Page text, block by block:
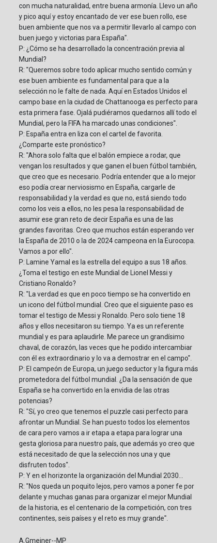
con mucha naturalidad, entre buena armonía. Llevo un año
y pico aquí y estoy encantado de ver ese buen rollo, ese
buen ambiente que nos va a permitir llevarlo al campo con
buen juego y victorias para España".
P: ¿Cómo se ha desarrollado la concentración previa al
Mundial?
R: "Queremos sobre todo aplicar mucho sentido común y
ese buen ambiente es fundamental para que a la
selección no le falte de nada. Aquí en Estados Unidos el
campo base en la ciudad de Chattanooga es perfecto para
esta primera fase. Ojalá pudiéramos quedarnos allí todo el
Mundial, pero la FIFA ha marcado unas condiciones".
P: España entra en liza con el cartel de favorita.
¿Comparte este pronóstico?
R: "Ahora solo falta que el balón empiece a rodar, que
vengan los resultados y que ganen el buen fútbol también,
que creo que es necesario. Podría entender que a lo mejor
eso podía crear nerviosismo en España, cargarle de
responsabilidad y la verdad es que no, está siendo todo
como los veis a ellos, no les pesa la responsabilidad de
asumir ese gran reto de decir España es una de las
grandes favoritas. Creo que muchos están esperando ver
la España de 2010 o la de 2024 campeona en la Eurocopa.
Vamos a por ello".
P: Lamine Yamal es la estrella del equipo a sus 18 años.
¿Toma el testigo en este Mundial de Lionel Messi y
Cristiano Ronaldo?
R: "La verdad es que en poco tiempo se ha convertido en
un icono del fútbol mundial. Creo que el siguiente paso es
tomar el testigo de Messi y Ronaldo. Pero solo tiene 18
años y ellos necesitaron su tiempo. Ya es un referente
mundial y es para aplaudirle. Me parece un grandísimo
chaval, de corazón, las veces que he podido intercambiar
con él es extraordinario y lo va a demostrar en el campo".
P: El campeón de Europa, un juego seductor y la figura más
prometedora del fútbol mundial. ¿Da la sensación de que
España se ha convertido en la envidia de las otras
potencias?
R: "Sí, yo creo que tenemos el puzzle casi perfecto para
afrontar un Mundial. Se han puesto todos los elementos
de cara pero vamos a ir etapa a etapa para lograr una
gesta gloriosa para nuestro país, que además yo creo que
está necesitado de que la selección nos una y que
disfruten todos".
P: Y en el horizonte la organización del Mundial 2030...
R: "Nos queda un poquito lejos, pero vamos a poner fe por
delante y muchas ganas para organizar el mejor Mundial
de la historia, es el centenario de la competición, con tres
continentes, seis países y el reto es muy grande".
A.Gmeiner--MP